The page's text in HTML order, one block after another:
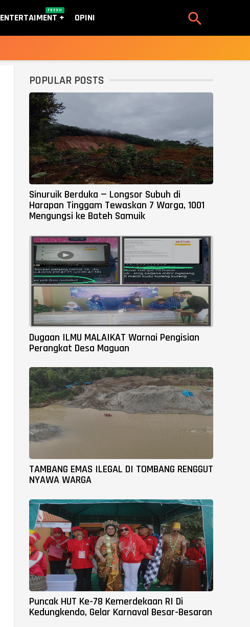
ENTERTAIMENT
FRESH
OPINI 
POPULAR POSTS
Sinuruik Berduka — Longsor Subuh di
Harapan Tinggam Tewaskan 7 Warga, 1001
Mengungsi ke Bateh Samuik
Dugaan ILMU MALAIKAT Warnai Pengisian
Perangkat Desa Maguan
TAMBANG EMAS ILEGAL DI TOMBANG RENGGUT
NYAWA WARGA
Puncak HUT Ke-78 Kemerdekaan RI Di
Kedungkendo, Gelar Karnaval Besar-Besaran